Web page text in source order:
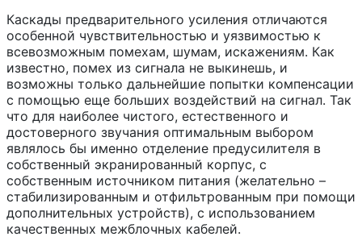
Каскады предварительного усиления отличаются
особенной чувствительностью и уязвимостью к
всевозможным помехам, шумам, искажениям. Как
известно, помех из сигнала не выкинешь, и
возможны только дальнейшие попытки компенсации
с помощью еще больших воздействий на сигнал. Так
что для наиболее чистого, естественного и
достоверного звучания оптимальным выбором
являлось бы именно отделение предусилителя в
собственный экранированный корпус, с
собственным источником питания (желательно –
стабилизированным и отфильтрованным при помощи
дополнительных устройств), с использованием
качественных межблочных кабелей.